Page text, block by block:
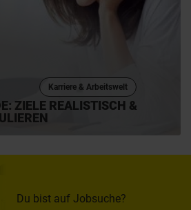
Karriere & Arbeitswelt
ZIELE REALISTISCH &
Du bist auf Jobsuche?